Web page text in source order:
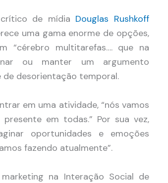
de mídia Douglas Rushkoff
uma gama enorme de opções,
“cérebro multitarefas…. que na
ou manter um argumento
de desorientação temporal.
em uma atividade, “nós vamos
em todas.” Por sua vez,
oportunidades e emoções
fazendo atualmente”.
na Interação Social de